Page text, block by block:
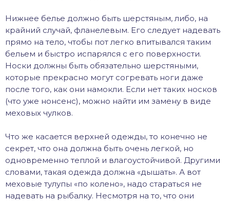
Нижнее белье должно быть шерстяным, либо, на
крайний случай, фланелевым. Его следует надевать
прямо на тело, чтобы пот легко впитывался таким
бельем и быстро испарялся с его поверхности.
Носки должны быть обязательно шерстяными,
которые прекрасно могут согревать ноги даже
после того, как они намокли. Если нет таких носков
(что уже нонсенс), можно найти им замену в виде
меховых чулков.
Что же касается верхней одежды, то конечно не
секрет, что она должна быть очень легкой, но
одновременно теплой и влагоустойчивой. Другими
словами, такая одежда должна «дышать». А вот
меховые тулупы «по колено», надо стараться не
надевать на рыбалку. Несмотря на то, что они